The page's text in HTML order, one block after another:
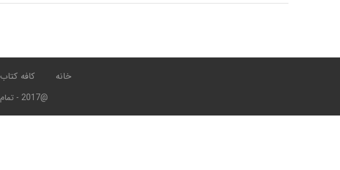
خانه کافه کتاب
@2017 - تمام حقوق این سایت، متعلق به شهلا صفائی می باشد.